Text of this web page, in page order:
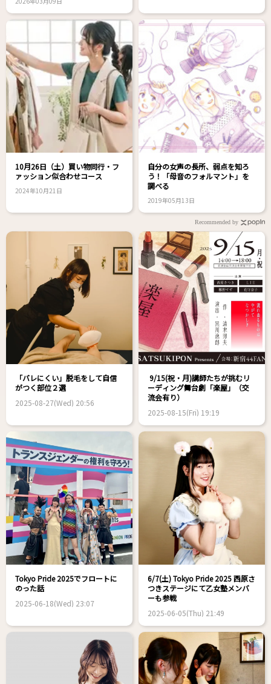
10月26日（土）買い物同行・フ
ァッション似合わせコース
2024年10月21日
自分の女声の長所、弱点を知ろ
う！「母音のフォルマント」を
調べる
2019年05月13日
Recommended by
「バレにくい」脱毛をして自信
がつく部位２選
2025-08-27(Wed) 20:56
9/15(祝・月)講師たちが挑むリ
ーディング舞台劇「楽屋」（交
流会有り）
2025-08-15(Fri) 19:19
Tokyo Pride 2025でフロートに
のった話
2025-06-18(Wed) 23:07
6/7(土) Tokyo Pride 2025 西原さ
つきステージにて乙女塾メンバ
ーも参戦
2025-06-05(Thu) 21:49